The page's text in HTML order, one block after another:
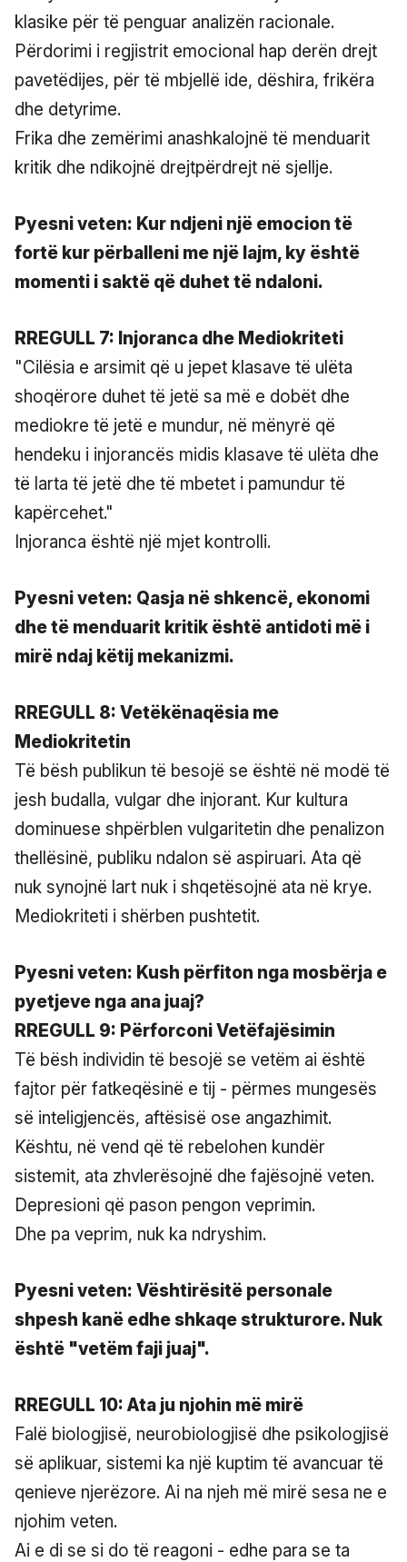
klasike për të penguar analizën racionale.
Përdorimi i regjistrit emocional hap derën drejt
pavetëdijes, për të mbjellë ide, dëshira, frikëra
dhe detyrime.
Frika dhe zemërimi anashkalojnë të menduarit
kritik dhe ndikojnë drejtpërdrejt në sjellje.
Pyesni veten: Kur ndjeni një emocion të
fortë kur përballeni me një lajm, ky është
momenti i saktë që duhet të ndaloni.
RREGULL 7: Injoranca dhe Mediokriteti
"Cilësia e arsimit që u jepet klasave të ulëta
shoqërore duhet të jetë sa më e dobët dhe
mediokre të jetë e mundur, në mënyrë që
hendeku i injorancës midis klasave të ulëta dhe
të larta të jetë dhe të mbetet i pamundur të
kapërcehet."
Injoranca është një mjet kontrolli.
Pyesni veten: Qasja në shkencë, ekonomi
dhe të menduarit kritik është antidoti më i
mirë ndaj këtij mekanizmi.
RREGULL 8: Vetëkënaqësia me
Mediokritetin
Të bësh publikun të besojë se është në modë të
jesh budalla, vulgar dhe injorant. Kur kultura
dominuese shpërblen vulgaritetin dhe penalizon
thellësinë, publiku ndalon së aspiruari. Ata që
nuk synojnë lart nuk i shqetësojnë ata në krye.
Mediokriteti i shërben pushtetit.
Pyesni veten: Kush përfiton nga mosbërja e
pyetjeve nga ana juaj?
RREGULL 9: Përforconi Vetëfajësimin
Të bësh individin të besojë se vetëm ai është
fajtor për fatkeqësinë e tij - përmes mungesës
së inteligjencës, aftësisë ose angazhimit.
Kështu, në vend që të rebelohen kundër
sistemit, ata zhvlerësojnë dhe fajësojnë veten.
Depresioni që pason pengon veprimin.
Dhe pa veprim, nuk ka ndryshim.
Pyesni veten: Vështirësitë personale
shpesh kanë edhe shkaqe strukturore. Nuk
është "vetëm faji juaj".
RREGULL 10: Ata ju njohin më mirë
Falë biologjisë, neurobiologjisë dhe psikologjisë
së aplikuar, sistemi ka një kuptim të avancuar të
qenieve njerëzore. Ai na njeh më mirë sesa ne e
njohim veten.
Ai e di se si do të reagoni - edhe para se ta